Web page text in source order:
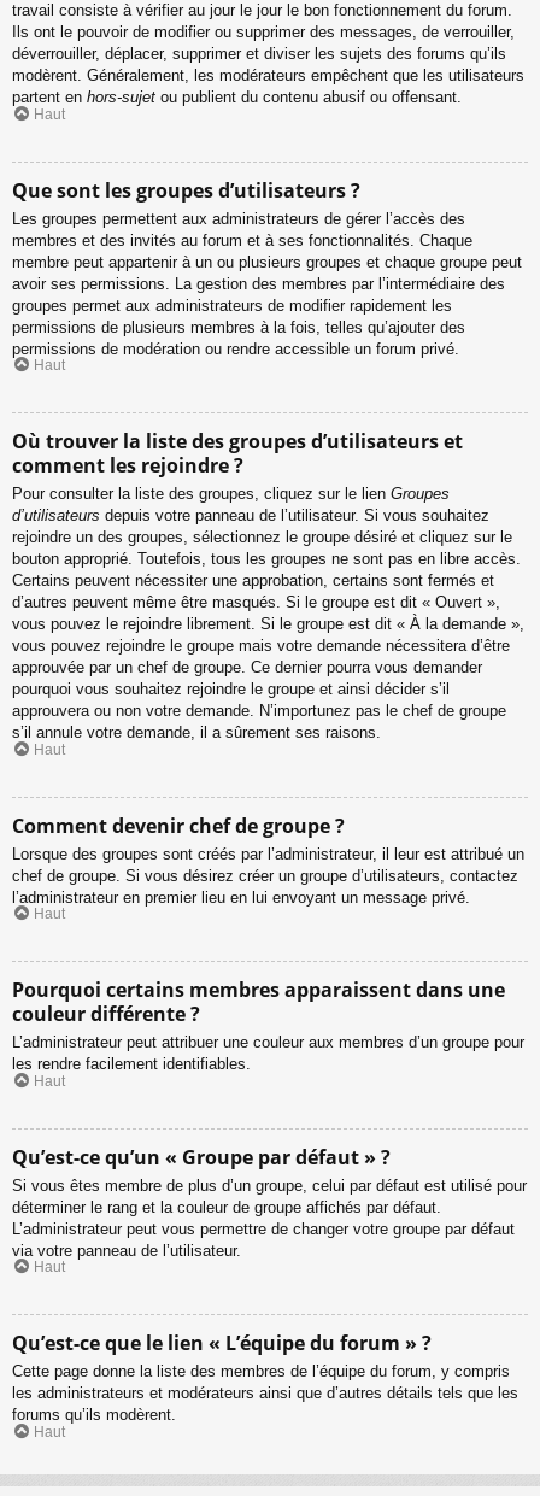
travail consiste à vérifier au jour le jour le bon fonctionnement du forum.
Ils ont le pouvoir de modifier ou supprimer des messages, de verrouiller,
déverrouiller, déplacer, supprimer et diviser les sujets des forums qu’ils
modèrent. Généralement, les modérateurs empêchent que les utilisateurs
partent en hors-sujet ou publient du contenu abusif ou offensant.
Haut
Que sont les groupes d’utilisateurs ?
Les groupes permettent aux administrateurs de gérer l’accès des
membres et des invités au forum et à ses fonctionnalités. Chaque
membre peut appartenir à un ou plusieurs groupes et chaque groupe peut
avoir ses permissions. La gestion des membres par l’intermédiaire des
groupes permet aux administrateurs de modifier rapidement les
permissions de plusieurs membres à la fois, telles qu’ajouter des
permissions de modération ou rendre accessible un forum privé.
Haut
Où trouver la liste des groupes d’utilisateurs et
comment les rejoindre ?
Pour consulter la liste des groupes, cliquez sur le lien Groupes
d’utilisateurs depuis votre panneau de l’utilisateur. Si vous souhaitez
rejoindre un des groupes, sélectionnez le groupe désiré et cliquez sur le
bouton approprié. Toutefois, tous les groupes ne sont pas en libre accès.
Certains peuvent nécessiter une approbation, certains sont fermés et
d’autres peuvent même être masqués. Si le groupe est dit « Ouvert »,
vous pouvez le rejoindre librement. Si le groupe est dit « À la demande »,
vous pouvez rejoindre le groupe mais votre demande nécessitera d’être
approuvée par un chef de groupe. Ce dernier pourra vous demander
pourquoi vous souhaitez rejoindre le groupe et ainsi décider s’il
approuvera ou non votre demande. N’importunez pas le chef de groupe
s’il annule votre demande, il a sûrement ses raisons.
Haut
Comment devenir chef de groupe ?
Lorsque des groupes sont créés par l’administrateur, il leur est attribué un
chef de groupe. Si vous désirez créer un groupe d’utilisateurs, contactez
l’administrateur en premier lieu en lui envoyant un message privé.
Haut
Pourquoi certains membres apparaissent dans une
couleur différente ?
L’administrateur peut attribuer une couleur aux membres d’un groupe pour
les rendre facilement identifiables.
Haut
Qu’est-ce qu’un « Groupe par défaut » ?
Si vous êtes membre de plus d’un groupe, celui par défaut est utilisé pour
déterminer le rang et la couleur de groupe affichés par défaut.
L’administrateur peut vous permettre de changer votre groupe par défaut
via votre panneau de l’utilisateur.
Haut
Qu’est-ce que le lien « L’équipe du forum » ?
Cette page donne la liste des membres de l’équipe du forum, y compris
les administrateurs et modérateurs ainsi que d’autres détails tels que les
forums qu’ils modèrent.
Haut